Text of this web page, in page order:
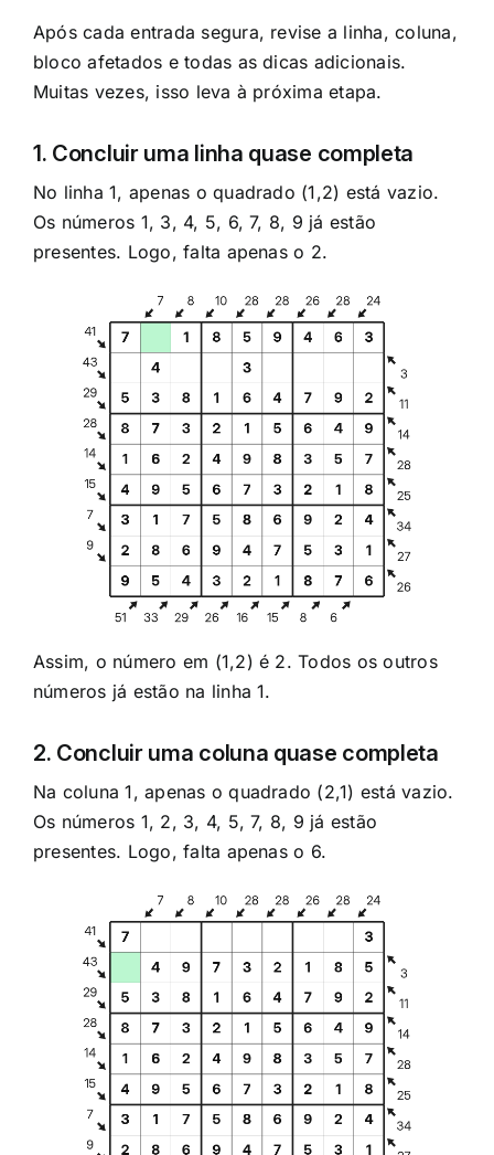
Após cada entrada segura, revise a linha, coluna,
bloco afetados e todas as dicas adicionais.
Muitas vezes, isso leva à próxima etapa.
1. Concluir uma linha quase completa
No linha 1, apenas o quadrado (1,2) está vazio.
Os números 1, 3, 4, 5, 6, 7, 8, 9 já estão
presentes. Logo, falta apenas o 2.
Assim, o número em (1,2) é 2. Todos os outros
números já estão na linha 1.
2. Concluir uma coluna quase completa
Na coluna 1, apenas o quadrado (2,1) está vazio.
Os números 1, 2, 3, 4, 5, 7, 8, 9 já estão
presentes. Logo, falta apenas o 6.